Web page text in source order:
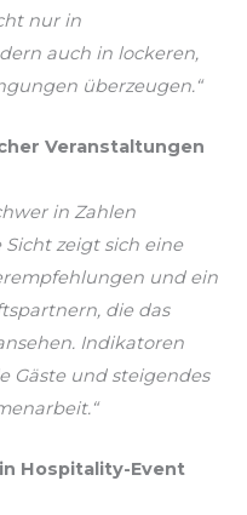
nur in
auch in lockeren,
überzeugen.“
Veranstaltungen
in Zahlen
zeigt sich eine
und ein
die das
Indikatoren
Gäste und steigendes
Hospitality-Event